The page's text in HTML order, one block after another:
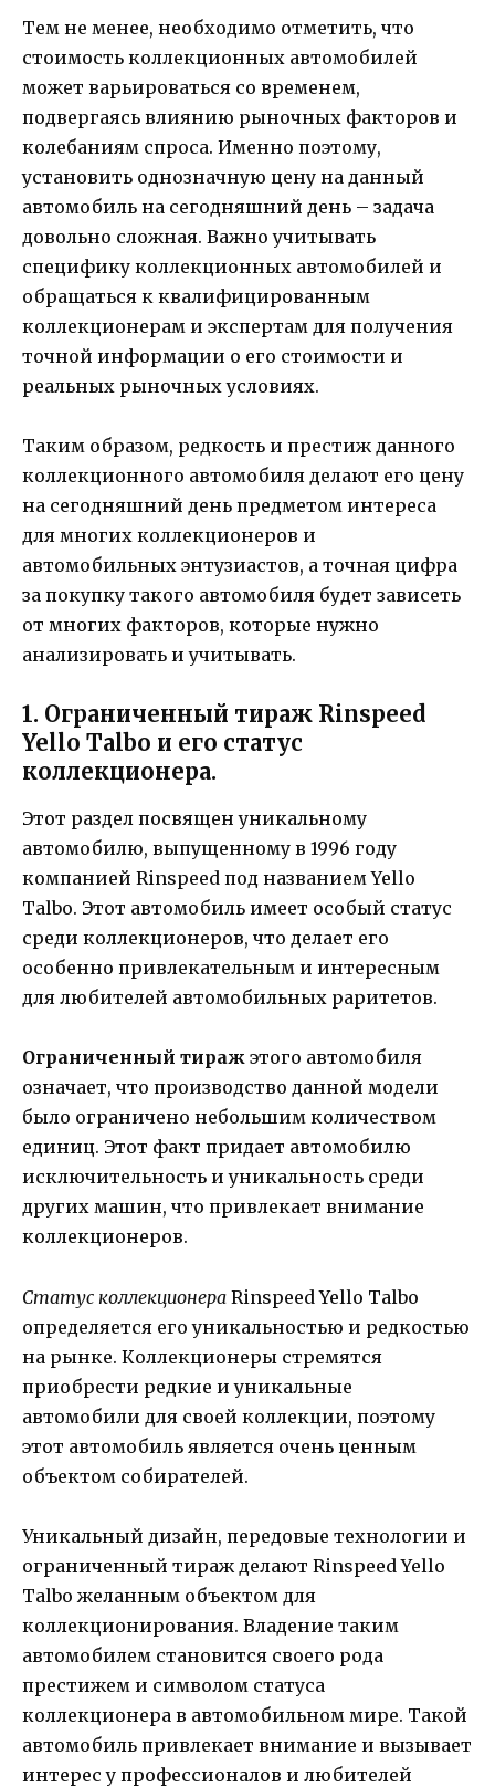
Тем не менее, необходимо отметить, что
стоимость коллекционных автомобилей
может варьироваться со временем,
подвергаясь влиянию рыночных факторов и
колебаниям спроса. Именно поэтому,
установить однозначную цену на данный
автомобиль на сегодняшний день – задача
довольно сложная. Важно учитывать
специфику коллекционных автомобилей и
обращаться к квалифицированным
коллекционерам и экспертам для получения
точной информации о его стоимости и
реальных рыночных условиях.
Таким образом, редкость и престиж данного
коллекционного автомобиля делают его цену
на сегодняшний день предметом интереса
для многих коллекционеров и
автомобильных энтузиастов, а точная цифра
за покупку такого автомобиля будет зависеть
от многих факторов, которые нужно
анализировать и учитывать.
1. Ограниченный тираж Rinspeed
Yello Talbo и его статус
коллекционера.
Этот раздел посвящен уникальному
автомобилю, выпущенному в 1996 году
компанией Rinspeed под названием Yello
Talbo. Этот автомобиль имеет особый статус
среди коллекционеров, что делает его
особенно привлекательным и интересным
для любителей автомобильных раритетов.
Ограниченный тираж этого автомобиля
означает, что производство данной модели
было ограничено небольшим количеством
единиц. Этот факт придает автомобилю
исключительность и уникальность среди
других машин, что привлекает внимание
коллекционеров.
Статус коллекционера Rinspeed Yello Talbo
определяется его уникальностью и редкостью
на рынке. Коллекционеры стремятся
приобрести редкие и уникальные
автомобили для своей коллекции, поэтому
этот автомобиль является очень ценным
объектом собирателей.
Уникальный дизайн, передовые технологии и
ограниченный тираж делают Rinspeed Yello
Talbo желанным объектом для
коллекционирования. Владение таким
автомобилем становится своего рода
престижем и символом статуса
коллекционера в автомобильном мире. Такой
автомобиль привлекает внимание и вызывает
интерес у профессионалов и любителей